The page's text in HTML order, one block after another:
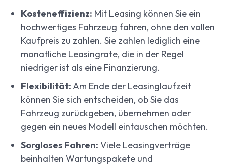
Kosteneffizienz: Mit Leasing können Sie ein
hochwertiges Fahrzeug fahren, ohne den vollen
Kaufpreis zu zahlen. Sie zahlen lediglich eine
monatliche Leasingrate, die in der Regel
niedriger ist als eine Finanzierung.
Flexibilität:Am Ende der Leasinglaufzeit
können Sie sich entscheiden, ob Sie das
Fahrzeug zurückgeben, übernehmen oder
gegen ein neues Modell eintauschen möchten.
Sorgloses Fahren: Viele Leasingverträge
beinhalten Wartungspakete und